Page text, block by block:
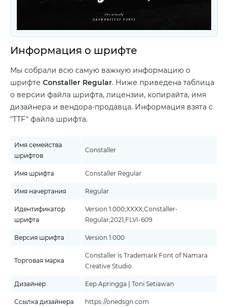
Информация о шрифте
Мы собрали всю самую важную информацию о
шрифте Constaller Regular. Ниже приведена таблица
о версии файла шрифта, лицензии, копирайта, имя
дизайнера и вендора-продавца. Информация взята с
"TTF" файла шрифта.
Имя семейства
шрифтов
Constaller
Имя шрифта Constaller Regular
Имя начертания Regular
Идентификатор
шрифта
Version 1.000;XXXX;Constaller-
Regular;2021;FLVI-609
Версия шрифта Version 1.000
Торговая марка
Constaller¨ is Trademark Font of Namara
Creative Studio.
Дизайнер Eep Apringga | Toni Setiawan
Ссылка дизайнера https://onedsgn.com